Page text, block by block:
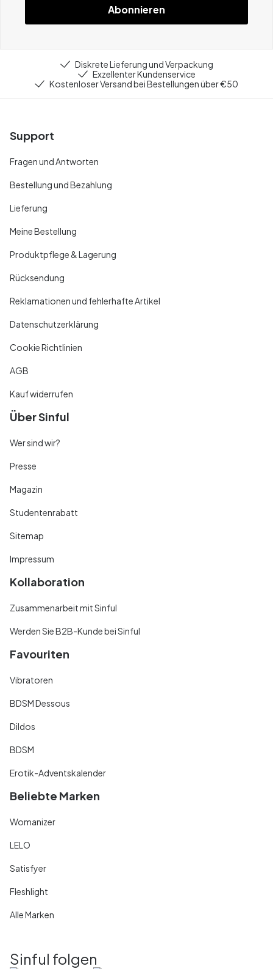
Abonnieren
Diskrete Lieferung und Verpackung
Exzellenter Kundenservice
Kostenloser Versand bei Bestellungen über €50
Support
Fragen und Antworten
Bestellung und Bezahlung
Lieferung
Meine Bestellung
Produktpflege & Lagerung
Rücksendung
Reklamationen und fehlerhafte Artikel
Datenschutzerklärung
Cookie Richtlinien
AGB
Kauf widerrufen
Über Sinful
Wer sind wir?
Presse
Magazin
Studentenrabatt
Sitemap
Impressum
Kollaboration
Zusammenarbeit mit Sinful
Werden Sie B2B-Kunde bei Sinful
Favouriten
Vibratoren
BDSM Dessous
Dildos
BDSM
Erotik-Adventskalender
Beliebte Marken
Womanizer
LELO
Satisfyer
Fleshlight
Alle Marken
Sinful folgen